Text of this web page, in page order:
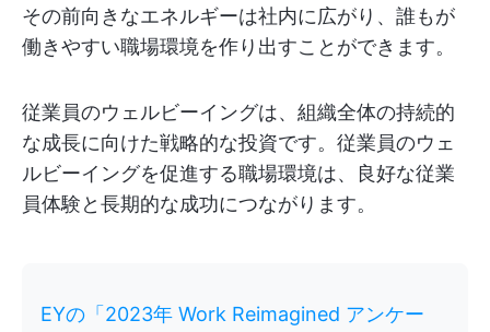
その前向きなエネルギーは社内に広がり、誰もが
働きやすい職場環境を作り出すことができます。
従業員のウェルビーイングは、組織全体の持続的
な成長に向けた戦略的な投資です。従業員のウェ
ルビーイングを促進する職場環境は、良好な従業
員体験と長期的な成功につながります。
EYの「2023年 Work Reimagined アンケー